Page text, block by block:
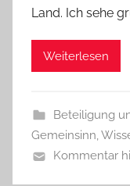
Land. Ich sehe
Weiterlesen
Beteiligung
Gemeinsinn,
Kommentar